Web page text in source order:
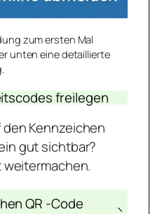
zum ersten Mal
unten eine detaillierte
freilegen
Kennzeichen
gut sichtbar?
weitermachen.
QR -Code −